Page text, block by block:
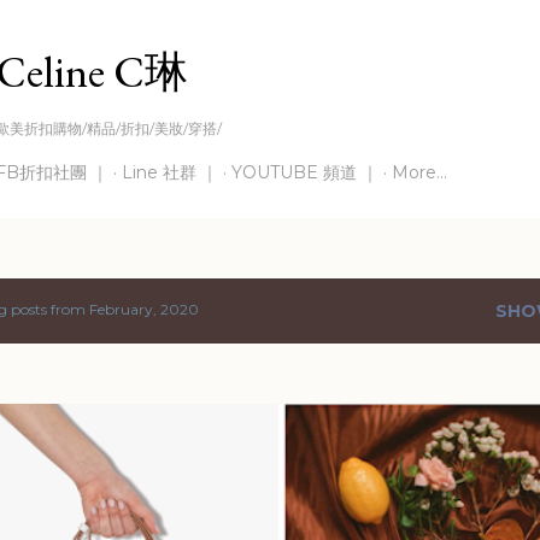
C琳
美折扣購物/精品/折扣/美妝/穿搭/
折扣社團 ｜ Line 社群 ｜ YOUTUBE 頻道 ｜ More…
posts from February, 2020